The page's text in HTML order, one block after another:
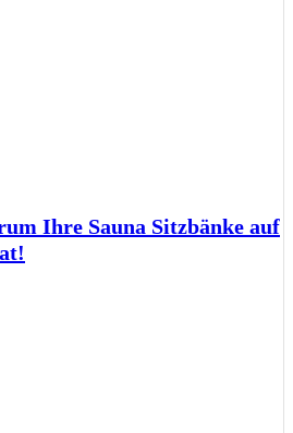
Ihre Sauna Sitzbänke auf